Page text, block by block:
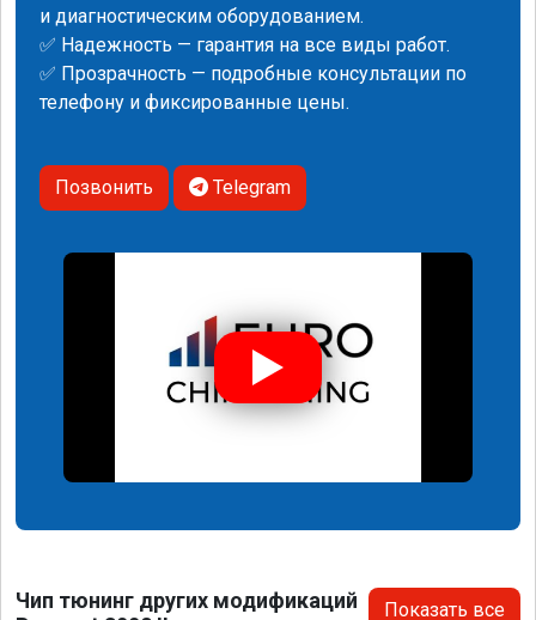
и диагностическим оборудованием.
✅ Надежность — гарантия на все виды работ.
✅ Прозрачность — подробные консультации по
телефону и фиксированные цены.
Позвонить Telegram
Чип тюнинг других модификаций
Показать все